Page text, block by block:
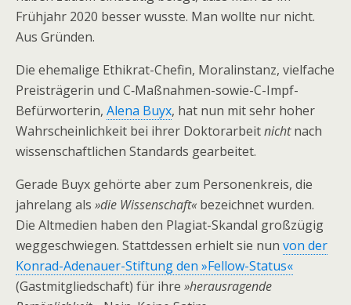
Frühjahr 2020 besser wusste. Man wollte nur nicht.
Aus Gründen.
Die ehemalige Ethikrat-Chefin, Moralinstanz, vielfache
Preisträgerin und C‑Maßnahmen-sowie-C-Impf-
Befürworterin, Alena Buyx, hat nun mit sehr hoher
Wahrscheinlichkeit bei ihrer Doktorarbeitnichtnach
wissenschaftlichen Standards gearbeitet.
Gerade Buyx gehörte aber zum Personenkreis, die
jahrelang als »die Wissenschaft« bezeichnet wurden.
Die Altmedien haben den Plagiat-Skandal großzügig
weggeschwiegen. Stattdessen erhielt sie nun von der
Konrad-Adenauer-Stiftung den »Fellow-Status«
(Gastmitgliedschaft) für ihre »herausragende